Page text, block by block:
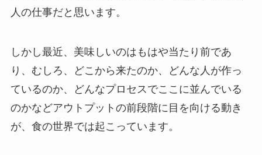
人の仕事だと思います。
しかし最近、美味しいのはもはや当たり前であ
り、むしろ、どこから来たのか、どんな人が作っ
ているのか、どんなプロセスでここに並んでいる
のかなどアウトプットの前段階に目を向ける動き
が、食の世界では起こっています。